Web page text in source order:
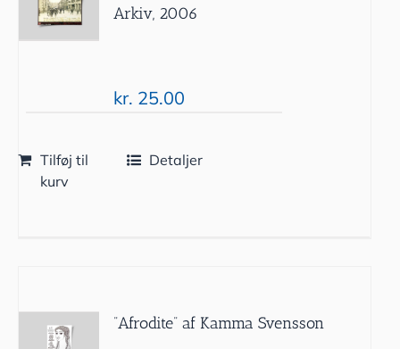
Arkiv, 2006
kr. 25.00
Tilføj til
kurv
Detaljer
”Afrodite” af Kamma Svensson